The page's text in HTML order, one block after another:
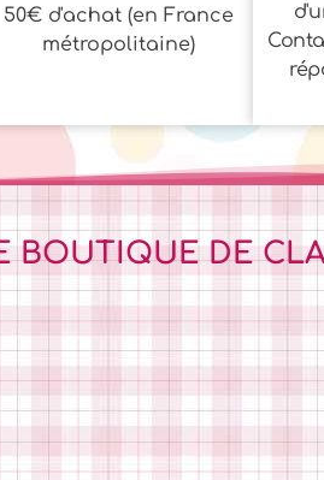
50€ d'achat (en France
métropolitaine)
BOUTIQUE DE